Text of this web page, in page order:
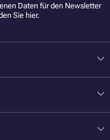
Daten für den Newsletter
Sie hier.